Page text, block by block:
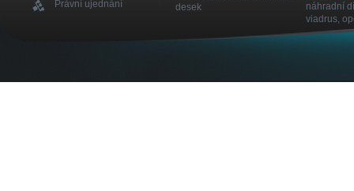
Právní ujednání
desek
náhradní
viadrus,